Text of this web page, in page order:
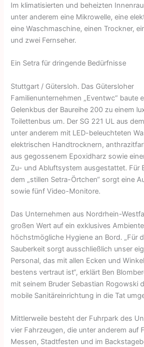
Im klimatisierten und beheizten
unter anderem eine Mikrowelle, eine
eine Wasch­maschine, einen Trockner,
und zwei Fernseher.
Ein Setra für dringende Bedürfnisse
Stuttgart / Gütersloh. Das Gütersloher
Familienunternehmen „Eventwc“ baute
Gelenkbus der Baureihe 200 zu einem
Toilettenbus um. Der SG 221 UL aus
unter anderem mit LED-beleuchteten
elektrischen Handtrocknern,
aus gegossenem Epoxidharz sowie
Zu- und Abluftsystem ausgestattet. Für
dem „stillen Setra-Örtchen“ sorgt eine
sowie fünf Video-Monitore.
Das Unternehmen aus Nordrhein-
großen Wert auf ein exklusives
höchstmögliche Hygiene an Bord. „Für
Sauberkeit sorgt ausschließlich unser
Personal, das mit allen Ecken und
bestens vertraut ist“, erklärt Ben
mit seinem Bruder Sebastian Rogowski
mobile Sanitäreinrichtung in die Tat
Mittlerweile besteht der Fuhrpark des
vier Fahrzeugen, die unter anderem auf
Messen, Stadtfesten und im